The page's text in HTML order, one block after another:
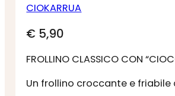
CIOKARRUA
€ 5,90
FROLLINO CLASSICO CON
Un frollino croccante e